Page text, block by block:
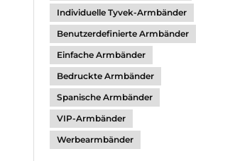
Individuelle Tyvek-Armbänder
Benutzerdefinierte Armbänder
Einfache Armbänder
Bedruckte Armbänder
Spanische Armbänder
VIP-Armbänder
Werbearmbänder